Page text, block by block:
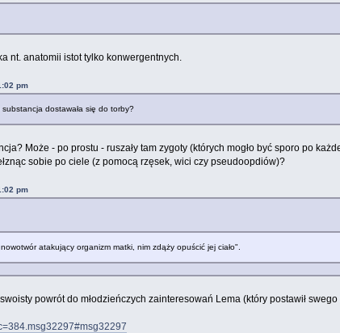
nt. anatomii istot tylko konwergentnych.
pm
dostawała się do torby?
Może - po prostu - ruszały tam zygoty (których mogło być sporo po
sobie po ciele (z pomocą rzęsek, wici czy pseudoopdiów)?
pm
atakujący organizm matki, nim zdąży opuścić jej ciało".
powrót do młodzieńczych zainteresowań Lema (który postawił